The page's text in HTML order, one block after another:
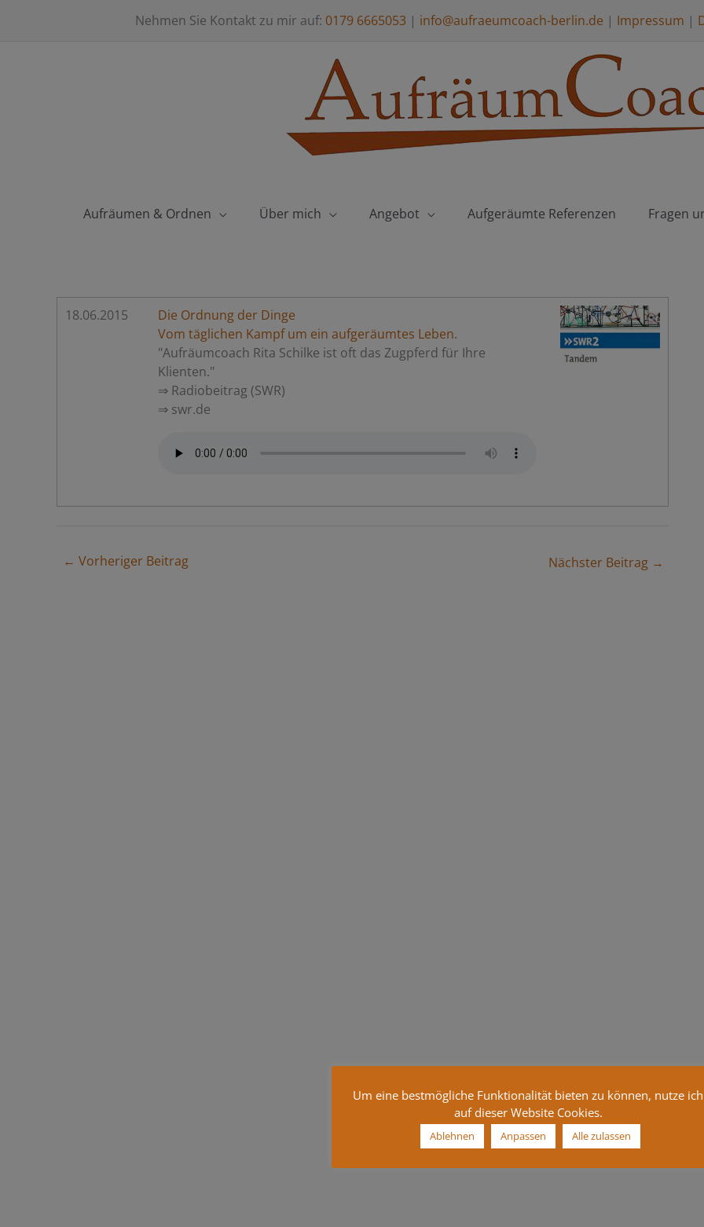
Nehmen Sie Kontakt zu mir auf: 0179 6665053 | info@aufraeumcoach-berlin.de | Impressum |
Aufräumen & Ordnen Über mich Angebot Aufgeräumte Referenzen Fragen
18.06.2015
Die Ordnung der Dinge
Vom täglichen Kampf um ein aufgeräumtes Leben.
"Aufräumcoach Rita Schilke ist oft das Zugpferd für Ihre
Klienten."
⇒ Radiobeitrag (SWR)
⇒ swr.de
← Vorheriger Beitrag Nächster Beitrag →
Um eine bestmögliche Funktionalität bieten zu können, nutze ich
auf dieser Website Cookies.
Ablehnen Anpassen Alle zulassen